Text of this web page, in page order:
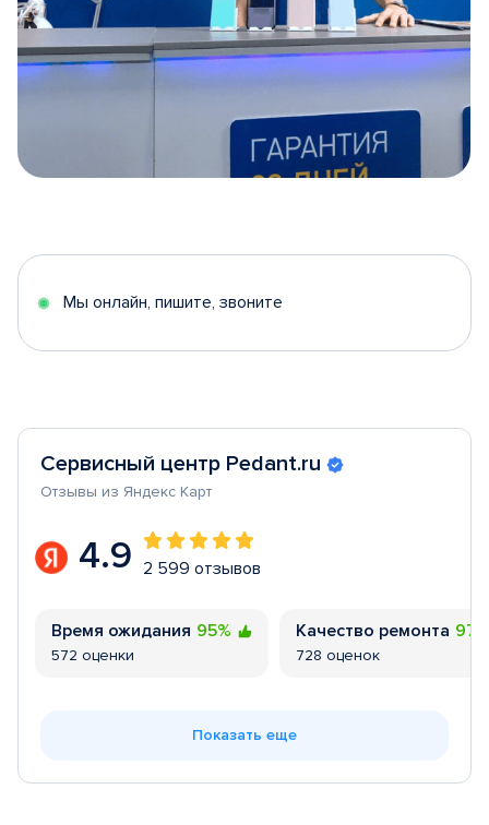
5
Мы онлайн, пишите, звоните
Сервисный центр Pedant.ru
Отзывы из Яндекс Карт
4.9 2 599 отзывов
Время ожидания 95%
572 оценки
Качество ремонта
728 оценок
Показать еще